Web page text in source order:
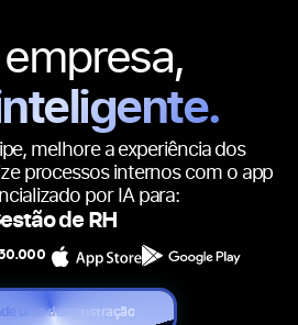
melhore a experiência dos
processos internos com o app
por IA para:
Interna
uma demonstração